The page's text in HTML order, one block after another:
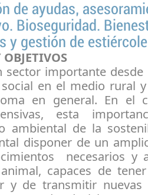
de ayudas,
Bioseguridad.
y gestión de
sector importante
en el medio rural
en general. En el
esta
ambiental de la
disponer de un
necesarios y
capaces de
y de transmitir nuevas